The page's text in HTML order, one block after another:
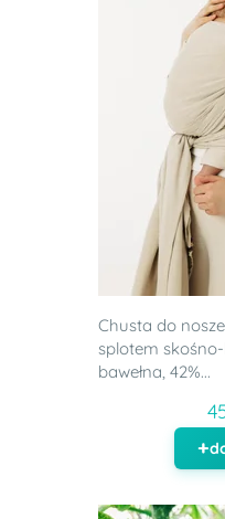
Chusta do
splotem
bawełna, 42%...